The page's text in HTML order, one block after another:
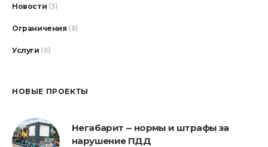
Новости (3)
Ограничения (8)
Услуги (6)
НОВЫЕ ПРОЕКТЫ
Негабарит — нормы и штрафы за
нарушение ПДД